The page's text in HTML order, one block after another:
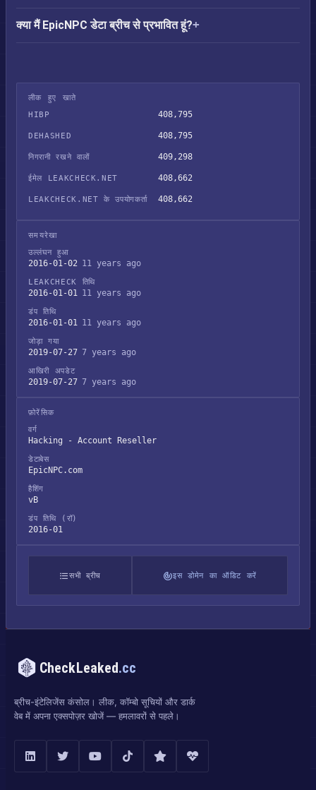
क्या मैं EpicNPC डेटा ब्रीच से प्रभावित हूं?
लीक हुए खाते
HIBP
408,795
DEHASHED 408,795
निगरानी रखने वालों 409,298
ईमेल LEAKCHECK.NET 408,662
LEAKCHECK.NET के उपयोगकर्ता 408,662
समयरेखा
उल्लंघन हुआ
2016-01-02 11 years ago
LEAKCHECK तिथि
2016-01-01 11 years ago
डंप तिथि
2016-01-01 11 years ago
जोड़ा गया
2019-07-27 7 years ago
आखिरी अपडेट
2019-07-27 7 years ago
फ़ोरेंसिक
वर्ग
Hacking - Account Reseller
डेटाबेस
EpicNPC.com
हैशिंग
vB
डंप तिथि (रॉ)
2016-01
सभी ब्रीच इस डोमेन का ऑडिट करें
CheckLeaked.cc
ब्रीच-इंटेलिजेंस कंसोल। लीक, कॉम्बो सूचियों और डार्क
वेब में अपना एक्सपोज़र खोजें — हमलावरों से पहले।